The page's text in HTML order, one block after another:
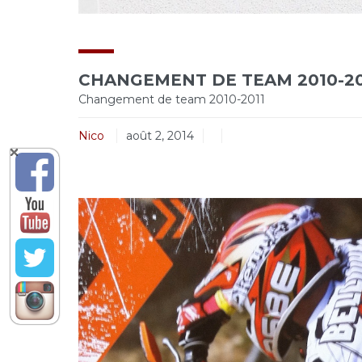
CHANGEMENT DE TEAM 2010-
Changement de team 2010-2011
Nico août 2, 2014